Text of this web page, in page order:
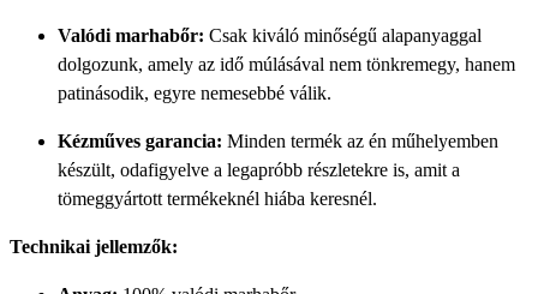
Valódi marhabőr: Csak kiváló minőségű alapanyaggal
dolgozunk, amely az idő múlásával nem tönkremegy, hanem
patinásodik, egyre nemesebbé válik.
Kézműves garancia: Minden termék az én műhelyemben
készült, odafigyelve a legapróbb részletekre is, amit a
tömeggyártott termékeknél hiába keresnél.
Technikai jellemzők: